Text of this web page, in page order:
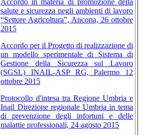
salute e sicurezza negli ambienti di lavoro
“Settore Agricoltura”, Ancona, 26 ottobre
2015
Accordo per il Progetto di realizzazione di
un modello sperimentale di Sistema di
Gestione della Sicurezza sul Lavoro
(SGSL) INAIL-ASP RG, Palermo 12
ottobre 2015
Protocollo d'intesa tra Regione Umbria e
Inail Direzione regionale Umbria in tema
di prevenzione degli infortuni e delle
malattie professionali, 24 agosto 2015